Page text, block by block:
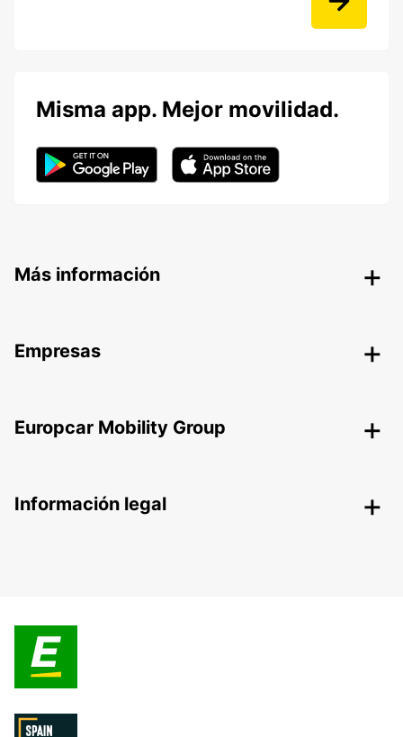
Misma app. Mejor movilidad.
Más información
Empresas
Europcar Mobility Group
Información legal